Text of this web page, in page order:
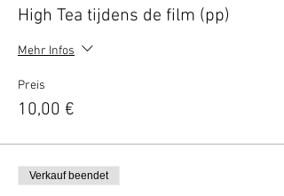
High Tea tijdens de film (pp)
Mehr Infos
Preis
10,00 €
Verkauf beendet